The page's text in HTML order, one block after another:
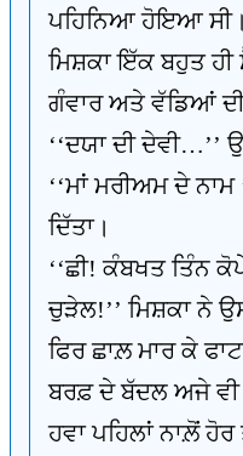
ਪਹਿਨਿਆ ਹੋਇਆ
ਮਿਸ਼ਕਾ ਇੱਕ ਬਹੁਤ ਹੀ
ਗੰਵਾਰ ਅਤੇ ਵੱਡਿਆਂ
‘‘ਦਯਾ ਦੀ
‘‘ਮਾਂ ਮਰੀਅਮ ਦੇ
ਦਿੱਤਾ।
‘‘ਛੀ! ਕੰਬਖਤ ਤਿੰਨ
ਚੁੜੇਲ!’’ ਮਿਸ਼ਕਾ ਨੇ
ਫਿਰ ਛਾਲ਼ ਮਾਰ ਕੇ
ਬਰਫ਼ ਦੇ ਬੱਦਲ ਅਜੇ
ਹਵਾ ਪਹਿਲਾਂ ਨਾਲ਼ੋਂ ਹੋਰ